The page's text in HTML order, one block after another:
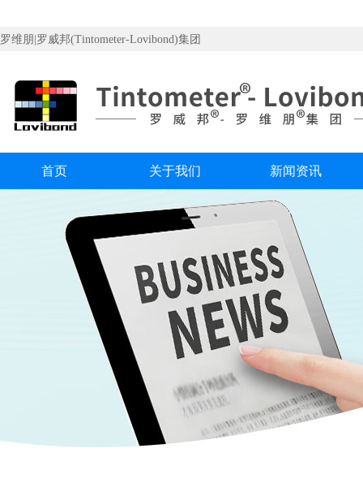
罗维朋|罗威邦(Tintometer-Lovibond)集团
首页 关于我们 新闻资讯